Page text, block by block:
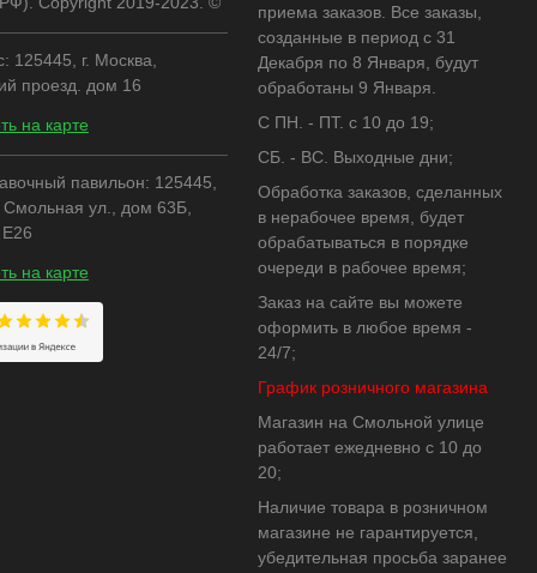
125445, г. Москва,
проезд. дом 16
на карте
павильон: 125445,
Смольная ул., дом 63Б,
Е26
на карте
приема заказов. Все заказы,
созданные в период с 31
Декабря по 8 Января, будут
обработаны 9 Января.
C ПН. - ПТ. с 10 до 19;
СБ. - ВС. Выходные дни;
Обработка заказов, сделанных
в нерабочее время, будет
обрабатываться в порядке
очереди в рабочее время;
Заказ на сайте вы можете
оформить в любое время -
24/7;
График розничного магазина
Магазин на Смольной улице
работает ежедневно с 10 до
20;
Наличие товара в розничном
магазине не гарантируется,
убедительная просьба заранее